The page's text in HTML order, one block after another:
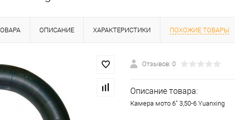
ОПИСАНИЕ ХАРАКТЕРИСТИКИ ПОХОЖИЕ ТОВАРЫ
Отзывов: 0
Описание товара:
Камера мото 6" 3,50-6 Yuanxing